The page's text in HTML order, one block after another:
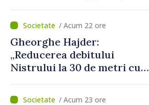
putea cumpăra nici curent
de avarie”/ Acum 22 ore
Gheorghe Hajder:
„Reducerea debitului
Nistrului la 30 de metri cubi
„catastrofă naturală”
/ Acum 23 ore